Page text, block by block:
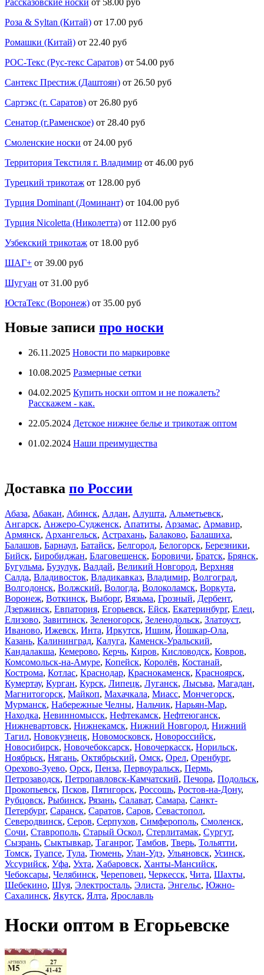
Роза & Syltan (Китай) от 17.00 руб
Ромашки (Китай) от 22.40 руб
РОС-Текс (Рус-текс Саратов) от 54.00 руб
Сантекс Престиж (Даштоян) от 26.50 руб
Сартэкс (г. Саратов) от 26.80 руб
Сенатор (г.Раменское) от 28.40 руб
Смоленские носки от 24.00 руб
Территория Текстиля г. Владимир от 46.00 руб
Турецкий трикотаж от 128.00 руб
Турция Dominant (Доминант) от 104.00 руб
Турция Nicoletta (Николетта) от 112.00 руб
Узбекский трикотаж от 18.00 руб
ШАГ+ от 39.00 руб
Шугуан от 31.00 руб
ЮстаТекс (Воронеж) от 35.00 руб
Новые записи про носки
26.11.2025 Новости по маркировке
10.08.2025 Размерные сетки
04.02.2025 Купить носки оптом и не пожалеть?
Расскажем - как.
22.05.2024 Детское нижнее белье и трикотаж оптом
01.02.2024 Наши преимущества
Доставка по России
Абаза, Абакан, Абинск, Алдан, Алушта, Альметьевск,
Ангарск, Анжеро-Судженск, Апатиты, Арзамас, Армавир,
Армянск, Архангельск, Астрахань, Балаково, Балашиха,
Балашов, Барнаул, Батайск, Белгород, Белогорск, Березники,
Бийск, Биробиджан, Благовещенск, Боровичи, Братск, Брянск,
Бугульма, Бузулук, Валдай, Великий Новгород, Верхняя
Салда, Владивосток, Владикавказ, Владимир, Волгоград,
Волгодонск, Волжский, Вологда, Волоколамск, Воркута,
Воронеж, Воткинск, Выборг, Вязьма, Грозный, Дербент,
Дзержинск, Евпатория, Егорьевск, Ейск, Екатеринбург, Елец,
Елизово, Завитинск, Зеленогорск, Зеленодольск, Златоуст,
Иваново, Ижевск, Инта, Иркутск, Ишим, Йошкар-Ола,
Казань, Калининград, Калуга, Каменск-Уральский,
Кандалакша, Кемерово, Керчь, Киров, Кисловодск, Ковров,
Комсомольск-на-Амуре, Копейск, Королёв, Костанай,
Кострома, Котлас, Краснодар, Краснокаменск, Красноярск,
Кумертау, Курган, Курск, Липецк, Луганск, Лысьва, Магадан,
Магнитогорск, Майкоп, Махачкала, Миасс, Мончегорск,
Мурманск, Набережные Челны, Нальчик, Нарьян-Мар,
Находка, Невинномысск, Нефтекамск, Нефтеюганск,
Нижневартовск, Нижнекамск, Нижний Новгород, Нижний
Тагил, Новокузнецк, Новомосковск, Новороссийск,
Новосибирск, Новочебоксарск, Новочеркасск, Норильск,
Ноябрьск, Нягань, Октябрьский, Омск, Орел, Оренбург,
Орехово-Зуево, Орск, Пенза, Первоуральск, Пермь,
Петрозаводск, Петропавловск-Камчатский, Печора, Подольск,
Прокопьевск, Псков, Пятигорск, Россошь, Ростов-на-Дону,
Рубцовск, Рыбинск, Рязань, Салават, Самара, Санкт-
Петербург, Саранск, Саратов, Саров, Севастопол,
Северодвинск, Серов, Серпухов, Симферополь, Смоленск,
Сочи, Ставрополь, Старый Оскол, Стерлитамак, Сургут,
Сызрань, Сыктывкар, Таганрог, Тамбов, Тверь, Тольятти,
Томск, Туапсе, Тула, Тюмень, Улан-Удэ, Ульяновск, Усинск,
Уссурийск, Уфа, Ухта, Хабаровск, Ханты-Мансийск,
Чебоксары, Челябинск, Череповец, Черкесск, Чита, Шахты,
Шебекино, Шуя, Электросталь, Элиста, Энгельс, Южно-
Сахалинск, Якутск, Ялта, Ярославль
Носки оптом в Егорьевске